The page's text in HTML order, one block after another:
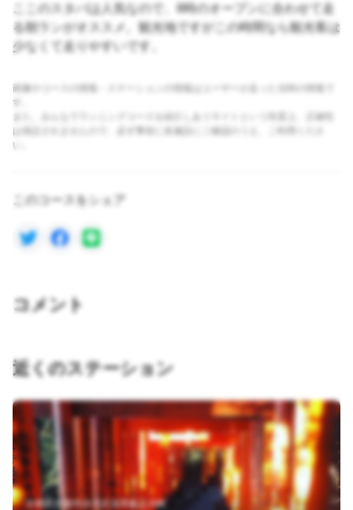
ここのスタバは人気なので、8時のオープンに合わせて走
る朝ランがオススメ。観光地ですがこの時間なら観光客は
少なくて走りやすいです。
画像やコースの情報・ステーションの情報はユーザーが走った当時の情報で
す。
また、みんなでランニングコースを紹介しあうサイトという性質上、正確性
は保証されませんので、必ず事前に各施設にご確認のうえ、ご利用くださ
い。
このコースをシェア
コメント
近くのステーション
京都府京都市伏見区深草藪之内町